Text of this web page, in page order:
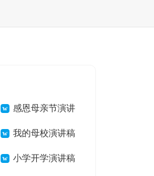
感恩母亲节演讲
稿21篇我的母校演讲稿
小学开学演讲稿